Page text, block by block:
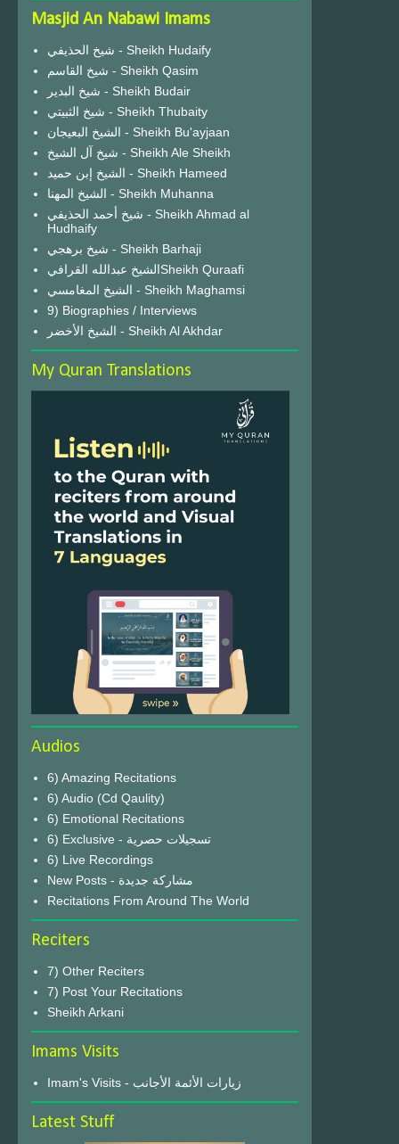
Masjid An Nabawi Imams
شيخ الحذيفي - Sheikh Hudaify
شيخ القاسم - Sheikh Qasim
شيخ البدير - Sheikh Budair
شيخ الثبيتي - Sheikh Thubaity
الشيخ البعيجان - Sheikh Bu'ayjaan
شيخ آل الشيخ - Sheikh Ale Sheikh
الشيخ إبن حميد - Sheikh Hameed
الشيخ المهنا - Sheikh Muhanna
شيخ أحمد الحذيفي - Sheikh Ahmad al
Hudhaify
شيخ برهجي - Sheikh Barhaji
الشيخ عبدالله القرافيSheikh Quraafi
الشيخ المغامسي - Sheikh Maghamsi
9) Biographies / Interviews
الشيخ الأخضر - Sheikh Al Akhdar
My Quran Translations
Audios
6) Amazing Recitations
6) Audio (Cd Qaulity)
6) Emotional Recitations
6) Exclusive - تسجيلات حصرية
6) Live Recordings
New Posts - مشاركة جديدة
Recitations From Around The World
Reciters
7) Other Reciters
7) Post Your Recitations
Sheikh Arkani
Imams Visits
Imam's Visits - زيارات الأئمة الأجانب
Latest Stuff